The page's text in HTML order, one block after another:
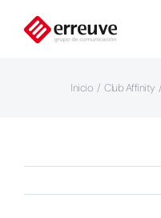
Saltar
Inicio Club Affinity